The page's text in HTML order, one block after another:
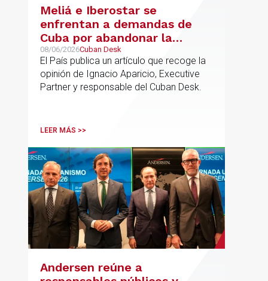
Meliá e Iberostar se
enfrentan a demandas de
Cuba por abandonar la
gestión de los hoteles
08/06/2026Cuban Desk
El País publica un artículo que recoge la
opinión de Ignacio Aparicio, Executive
Partner y responsable del Cuban Desk.
LEER MÁS >>
Andersen reúne a